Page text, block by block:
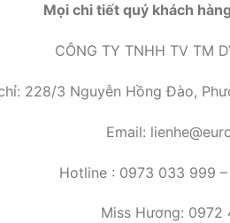
Mọi chi tiết quý khách
CÔNG TY TNHH TV TM
228/3 Nguyễn Hồng Đào,
Email:
Hotline : 0973 033 999
Miss Hương: 0972